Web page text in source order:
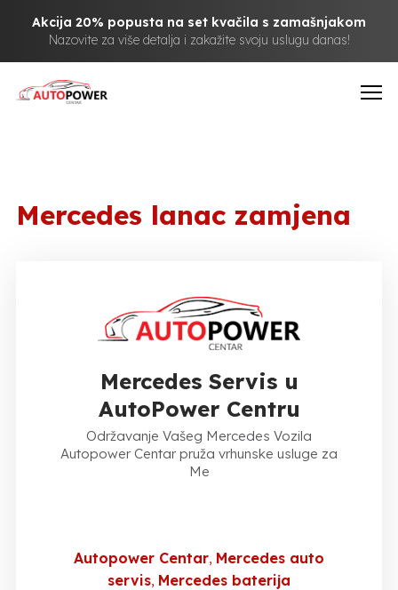
Akcija 20% popusta na set kvačila s zamašnjakom
Nazovite za više detalja i zakažite svoju uslugu danas!
Mercedes lanac zamjena
Mercedes Servis u
AutoPower Centru
Održavanje Vašeg Mercedes Vozila
Autopower Centar pruža vrhunske usluge za
Me
Autopower Centar Mercedes auto
servis Mercedes baterija